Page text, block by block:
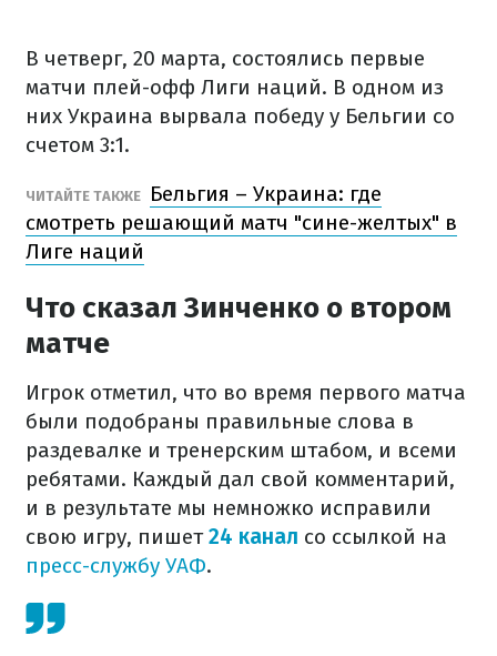
В четверг, 20 марта, состоялись первые
матчи плей-офф Лиги наций. В одном из
них Украина вырвала победу у Бельгии со
счетом 3:1.
ЧИТАЙТЕ ТАКЖЕ
Бельгия – Украина: где
смотреть решающий матч "сине-желтых" в
Лиге наций
Что сказал Зинченко о втором
матче
Игрок отметил, что во время первого матча
были подобраны правильные слова в
раздевалке и тренерским штабом, и всеми
ребятами. Каждый дал свой комментарий,
и в результате мы немножко исправили
свою игру, пишет24 канал со ссылкой на
пресс-службу УАФ.